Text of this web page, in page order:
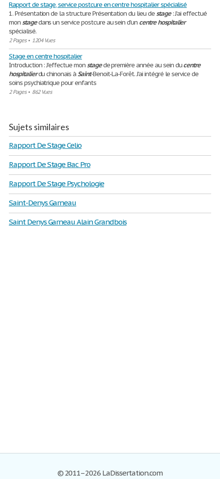
Rapport de stage, service postcure en centre hospitalier spécialisé
1. Présentation de la structure Présentation du lieu destage: J’ai effectué
monstagedans un service postcure au sein d’un centre hospitalier
spécialisé.
2 Pages• 1204 Vues
Stage en centre hospitalier
Introduction : J'effectue monstagede première année au sein ducentre
hospitalierdu chinonais àSaint-Benoit-La-Forêt. J'ai intégré le service de
soins psychiatrique pour enfants
2 Pages• 862 Vues
Sujets similaires
Rapport De Stage Celio
Rapport De Stage Bac Pro
Rapport De Stage Psychologie
Saint-Denys Garneau
Saint Denys Garneau Alain Grandbois
© 2011–2026 LaDissertation.com